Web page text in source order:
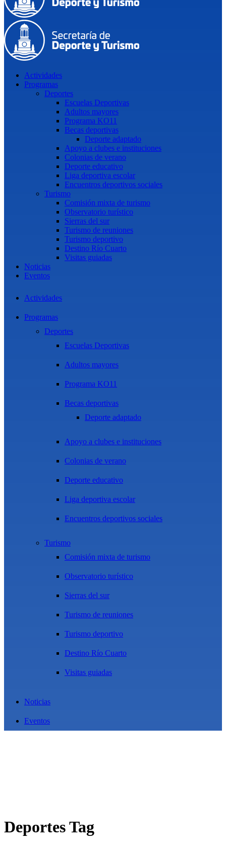
Actividades
Programas
Deportes
Escuelas Deportivas
Adultos mayores
Programa KO11
Becas deportivas
Deporte adaptado
Apoyo a clubes e instituciones
Colonias de verano
Deporte educativo
Liga deportiva escolar
Encuentros deportivos sociales
Turismo
Comisión mixta de turismo
Observatorio turístico
Sierras del sur
Turismo de reuniones
Turismo deportivo
Destino Río Cuarto
Visitas guiadas
Noticias
Eventos
Actividades
Programas
Deportes
Escuelas Deportivas
Adultos mayores
Programa KO11
Becas deportivas
Deporte adaptado
Apoyo a clubes e instituciones
Colonias de verano
Deporte educativo
Liga deportiva escolar
Encuentros deportivos sociales
Turismo
Comisión mixta de turismo
Observatorio turístico
Sierras del sur
Turismo de reuniones
Turismo deportivo
Destino Río Cuarto
Visitas guiadas
Noticias
Eventos
Deportes Tag